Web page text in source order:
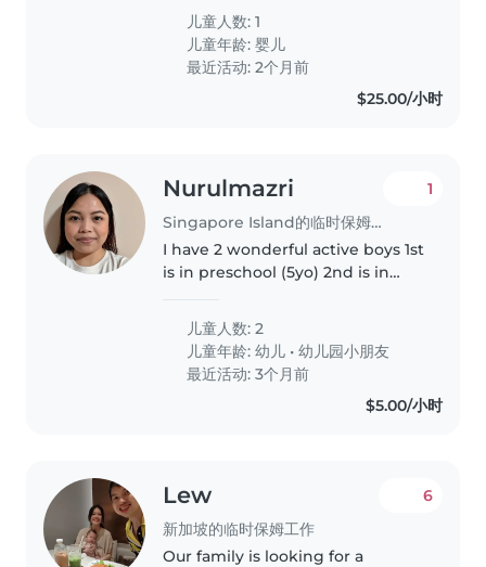
little one thrives in a structured
environment and would benefit
from someone comfortable..
儿童人数: 1
儿童年龄:婴儿
最近活动: 2个月前
$25.00/小时
Nurulmazri
Singapore Island的临时保姆工作
1
I have 2 wonderful active boys 1st
is in preschool (5yo) 2nd is in
could find good babysitters to
help fetch my both boys from
school at 5pm daily. Mon-fri.
儿童人数: 2
儿童年龄:幼儿 •幼儿园小朋友
最近活动: 3个月前
$5.00/小时
Lew
新加坡的临时保姆工作
6
Our family is looking for a